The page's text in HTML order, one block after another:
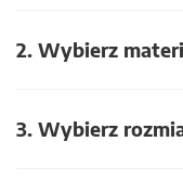
2. Wybierz
3. Wybierz